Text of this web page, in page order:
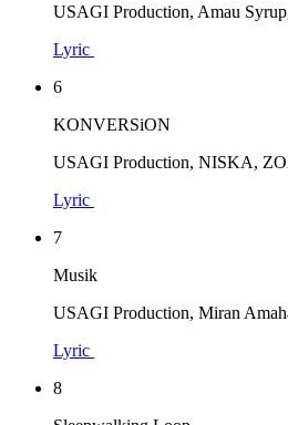
USAGI Production, Amau
Lyric
6
KONVERSiON
USAGI Production, NISKA,
Lyric
7
Musik
USAGI Production, Miran
Lyric
8